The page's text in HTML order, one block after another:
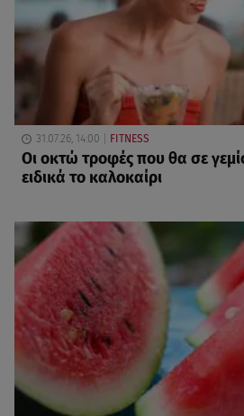
31.07.26, 14:00 FITNESS
Oι οκτώ τροφές που θα σε
ειδικά το καλοκαίρι